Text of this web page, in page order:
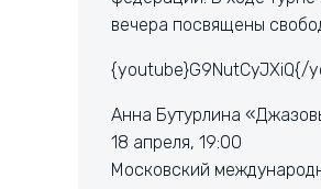
вечера посвящены
{youtube}G9NutCyJXiQ{/
Анна Бутурлина
18 апреля, 19:00
Московский